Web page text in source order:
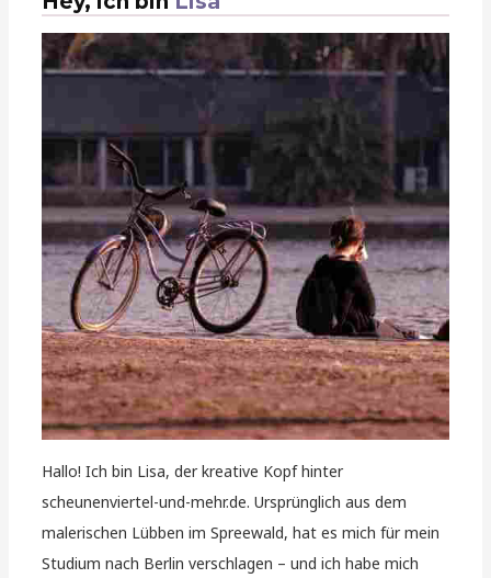
Hallo! Ich bin Lisa, der kreative Kopf hinter
scheunenviertel-und-mehr.de. Ursprünglich aus dem
malerischen Lübben im Spreewald, hat es mich für mein
Studium nach Berlin verschlagen – und ich habe mich